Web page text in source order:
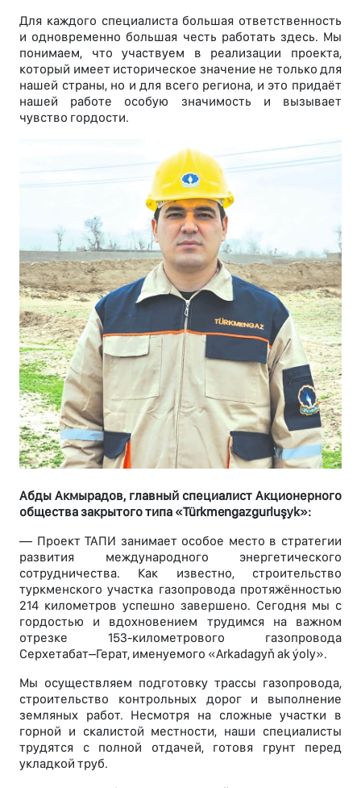
Для каждого специалиста большая ответственность
и одновременно большая честь работать здесь. Мы
понимаем, что участвуем в реализации проекта,
который имеет историческое значение не только для
нашей страны, но и для всего региона, и это придаёт
нашей работе особую значимость и вызывает
чувство гордости.
Абды Акмырадов, главный специалист Акционерного
общества закрытого типа «Türkmengazgurluşyk»:
— Проект ТАПИ занимает особое место в стратегии
развития международного энергетического
сотрудничества. Как известно, строительство
туркменского участка газопровода протяжённостью
214 километров успешно завершено. Сегодня мы с
гордостью и вдохновением трудимся на важном
отрезке 153-километрового газопровода
Серхетабат–Герат, именуемого «Arkadagyň ak ýoly».
Мы осуществляем подготовку трассы газопровода,
строительство контрольных дорог и выполнение
земляных работ. Несмотря на сложные участки в
горной и скалистой местности, наши специалисты
трудятся с полной отдачей, готовя грунт перед
укладкой труб.